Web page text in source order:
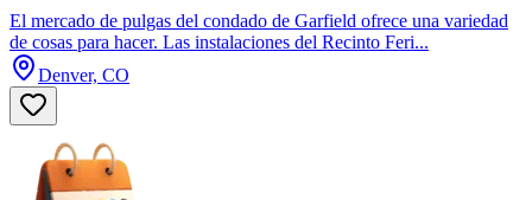
El mercado de pulgas del condado de Garfield ofrece una variedad
de cosas para hacer. Las instalaciones del Recinto Feri...
Denver, CO